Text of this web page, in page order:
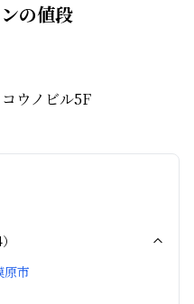
の値段
ウノビル5F
）
原市